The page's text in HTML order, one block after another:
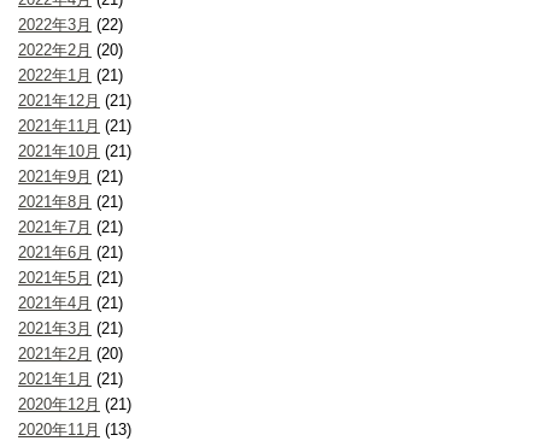
2022年3月 (22)
2022年2月 (20)
2022年1月 (21)
2021年12月 (21)
2021年11月 (21)
2021年10月 (21)
2021年9月 (21)
2021年8月 (21)
2021年7月 (21)
2021年6月 (21)
2021年5月 (21)
2021年4月 (21)
2021年3月 (21)
2021年2月 (20)
2021年1月 (21)
2020年12月 (21)
2020年11月 (13)